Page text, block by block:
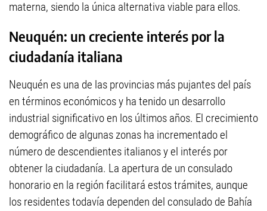
materna, siendo la única alternativa viable para ellos.
Neuquén: un creciente interés por la
ciudadanía italiana
Neuquén es una de las provincias más pujantes del país
en términos económicos y ha tenido un desarrollo
industrial significativo en los últimos años. El crecimiento
demográfico de algunas zonas ha incrementado el
número de descendientes italianos y el interés por
obtener la ciudadanía. La apertura de un consulado
honorario en la región facilitará estos trámites, aunque
los residentes todavía dependen del consulado de Bahía